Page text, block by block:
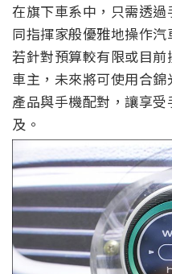
在旗下車系中，只需透
同指揮家般優雅地操作汽
若針對預算較有限或目
車主，未來將可使用合
產品與手機配對，讓享
及。